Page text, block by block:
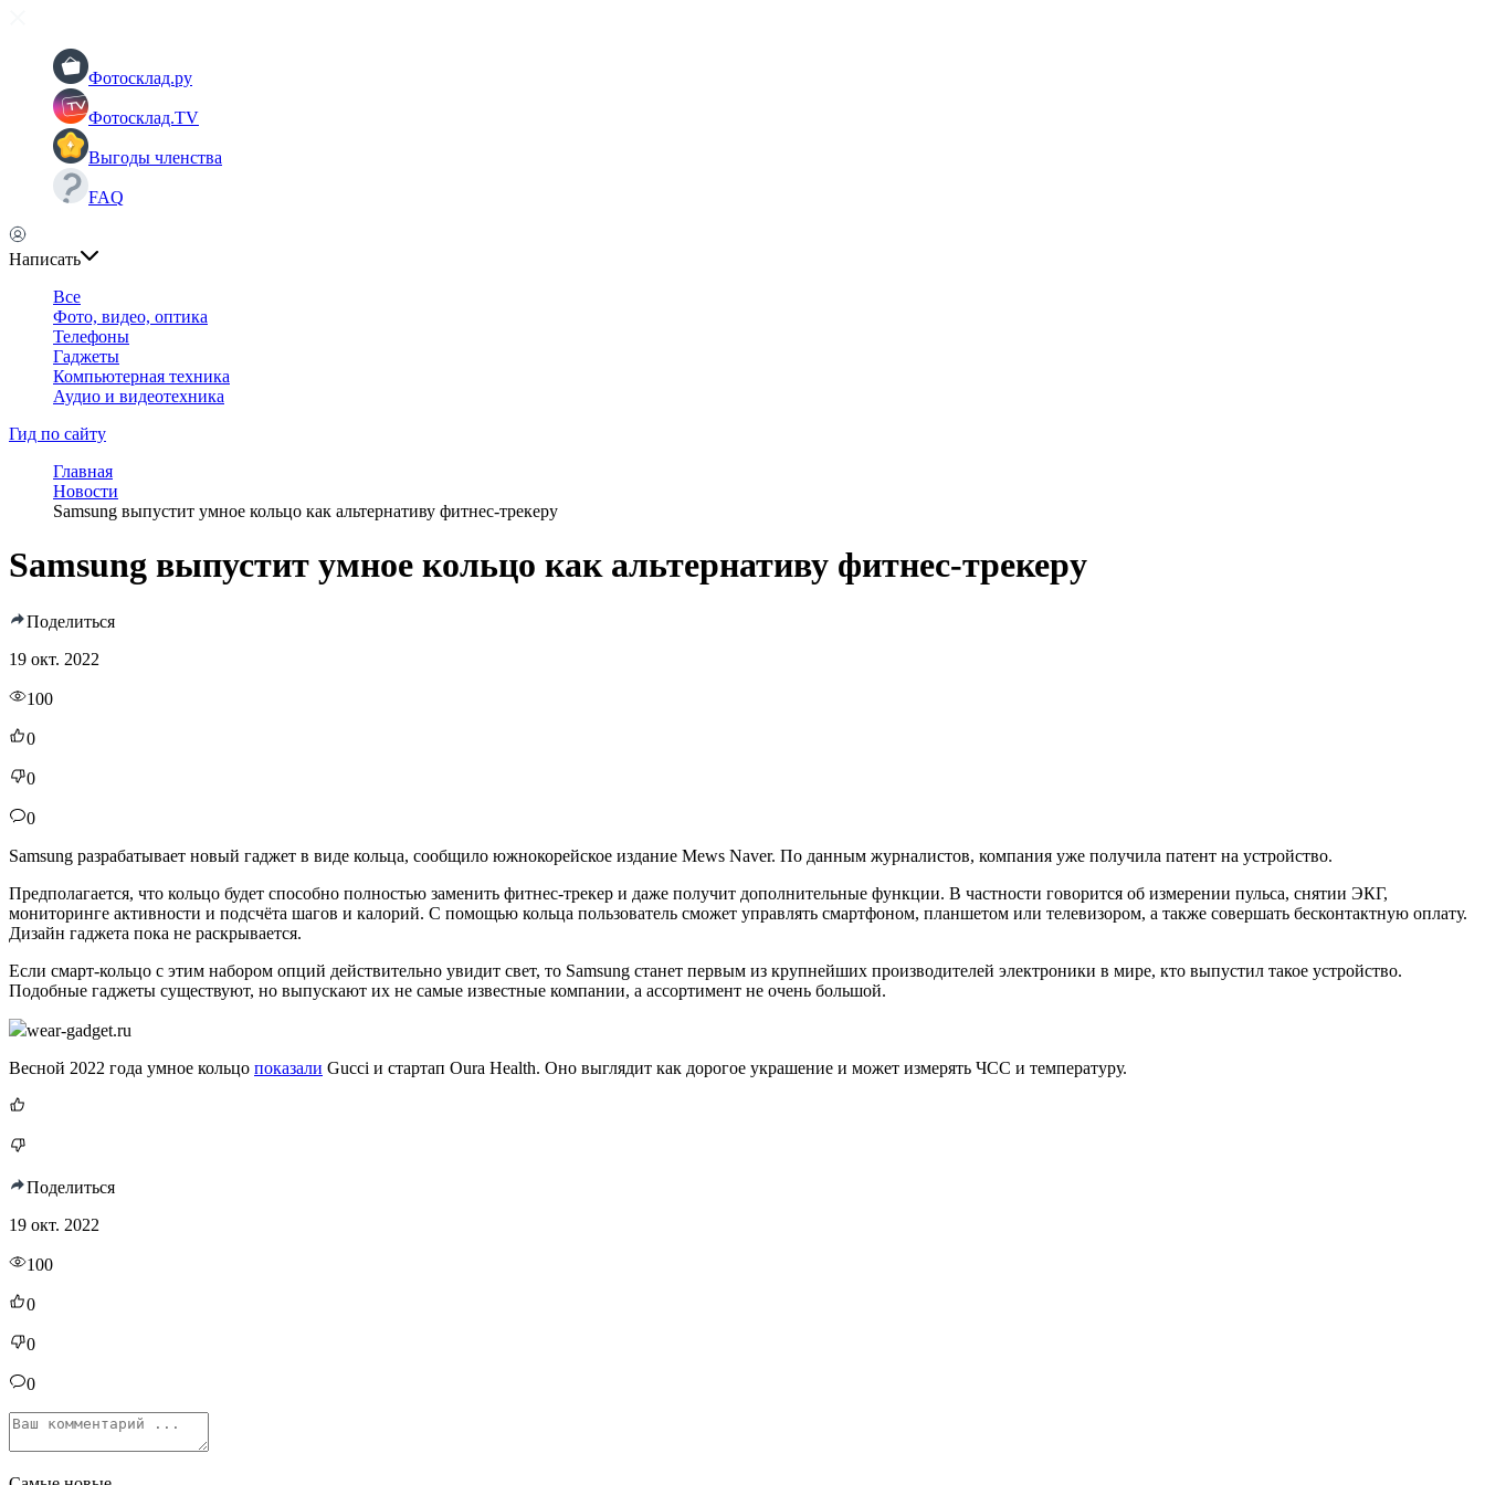
Фотосклад.ру
Фотосклад.TV
Выгоды членства
FAQ
Написать
Все
Фото, видео, оптика
Телефоны
Гаджеты
Компьютерная техника
Аудио и видеотехника
Гид по сайту
Главная
Новости
Samsung выпустит умное кольцо как альтернативу фитнес-трекеру
Samsung выпустит умное кольцо как альтернативу фитнес-трекеру
Поделиться
19 окт. 2022
100
0
0
0
Samsung разрабатывает новый гаджет в виде кольца, сообщило южнокорейское издание Mews Naver. По данным журналистов, компания уже получила патент на устройство.
Предполагается, что кольцо будет способно полностью заменить фитнес-трекер и даже получит дополнительные функции. В частности говорится об измерении пульса, снятии ЭКГ,
мониторинге активности и подсчёта шагов и калорий. С помощью кольца пользователь сможет управлять смартфоном, планшетом или телевизором, а также совершать бесконтактную оплату.
Дизайн гаджета пока не раскрывается.
Если смарт-кольцо с этим набором опций действительно увидит свет, то Samsung станет первым из крупнейших производителей электроники в мире, кто выпустил такое устройство.
Подобные гаджеты существуют, но выпускают их не самые известные компании, а ассортимент не очень большой.
wear-gadget.ru
Весной 2022 года умное кольцо показали Gucci и стартап Oura Health. Оно выглядит как дорогое украшение и может измерять ЧСС и температуру.
Поделиться
19 окт. 2022
100
0
0
0